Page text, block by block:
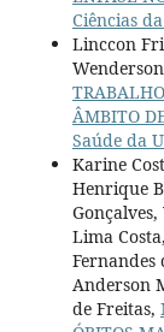
Ciências
Linccon
ÂMBITO
Saúde da
Karine
Henrique
Lima
Fernandes
Anderson
de Freitas,